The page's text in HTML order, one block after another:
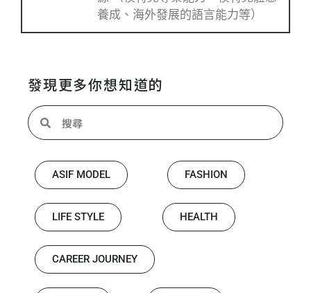
養成、海外發展的語言能力等）
發現更多你想知道的
ASIF MODEL FASHION
LIFE STYLE HEALTH
CAREER JOURNEY